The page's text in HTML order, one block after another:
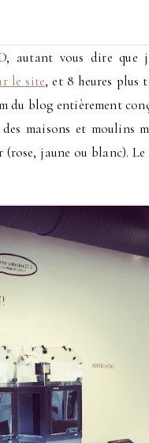
autant vous dire que
le site, et 8 heures plus
du blog entièrement
maisons et moulins
jaune ou blanc).